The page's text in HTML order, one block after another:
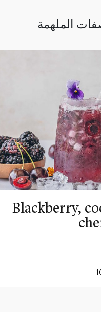
الملهمة
Blackberry,